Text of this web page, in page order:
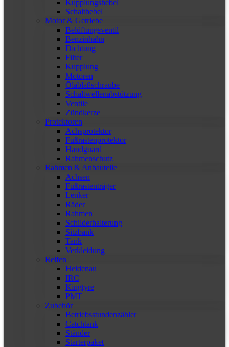
Kupplungshebel
Schalthebel
Motor & Getriebe
Belüftungsventil
Benzinhahn
Dichtung
Filter
Kupplung
Motoren
Ölablaßschraube
Schaltwellenabstützung
Ventile
Zündkerze
Protektoren
Achsprotektor
Fußrastenprotektor
Handguard
Rahmenschutz
Rahmen & Anbauteile
Achsen
Fußrastenträger
Lenker
Räder
Rahmen
Schilderhalterung
Sitzbank
Tank
Verkleidung
Reifen
Heidenau
IRC
Kingtyre
PMT
Zubehör
Betriebsstundenzähler
Catchtank
Ständer
Starterpaket